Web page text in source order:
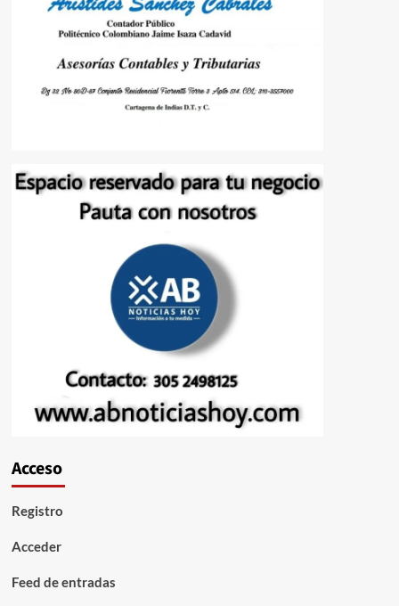
Acceso
Registro
Acceder
Feed de entradas